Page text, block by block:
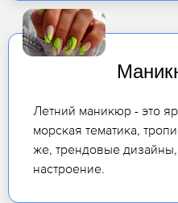
Летний маникюр - это
морская тематика,
же, трендовые
настроение.